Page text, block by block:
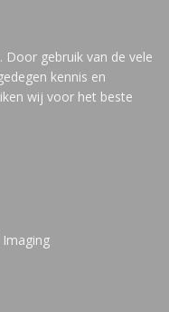
Door gebruik van de vele
kennis en
wij voor het beste